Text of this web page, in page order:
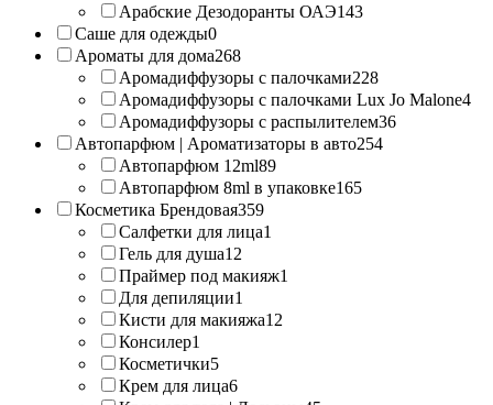
Арабские Дезодоранты ОАЭ143
Саше для одежды0
Ароматы для дома268
Аромадиффузоры с палочками228
Аромадиффузоры с палочками Lux Jo Malone4
Аромадиффузоры с распылителем36
Автопарфюм | Ароматизаторы в авто254
Автопарфюм 12ml89
Автопарфюм 8ml в упаковке165
Косметика Брендовая359
Салфетки для лица1
Гель для душа12
Праймер под макияж1
Для депиляции1
Кисти для макияжа12
Консилер1
Косметички5
Крем для лица6